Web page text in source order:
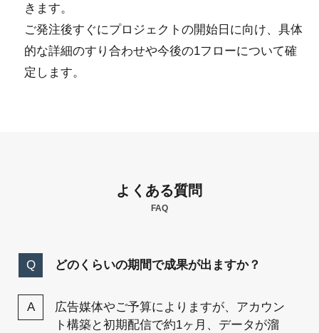
きます。
ご発注後すぐにプロジェクトの開始日に向け、具体
的な詳細のすり合わせや今後の1フローについて確
定します。
よくある質問
FAQ
どのくらいの期間で成果が出ますか？
広告媒体やご予算によりますが、アカウン
ト構築と初期配信で約1ヶ月、データが溜